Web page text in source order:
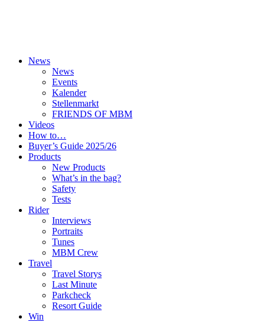
News
News
Events
Kalender
Stellenmarkt
FRIENDS OF MBM
Videos
How to…
Buyer’s Guide 2025/26
Products
New Products
What’s in the bag?
Safety
Tests
Rider
Interviews
Portraits
Tunes
MBM Crew
Travel
Travel Storys
Last Minute
Parkcheck
Resort Guide
Win